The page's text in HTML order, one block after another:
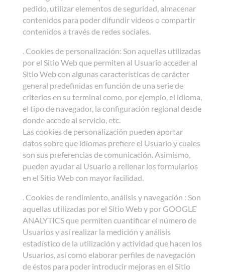
pedido, utilizar elementos de seguridad, almacenar
contenidos para poder difundir vídeos o compartir
contenidos a través de redes sociales.
. Cookies de personalización: Son aquellas utilizadas
por el Sitio Web que permiten al Usuario acceder al
Sitio Web con algunas características de carácter
general predefinidas en función de una serie de
criterios en su terminal como, por ejemplo, el idioma,
el tipo de navegador, la configuración regional desde
donde accede al servicio, etc.
Las cookies de personalización pueden aportar
datos sobre que idiomas prefiere el Usuario y cuales
son sus preferencias de comunicación. Asimismo,
pueden ayudar al Usuario a rellenar los formularios
en el Sitio Web con mayor facilidad.
. Cookies de rendimiento, análisis y navegación : Son
aquellas utilizadas por el Sitio Web y por GOOGLE
ANALYTICS que permiten cuantificar el número de
Usuarios y así realizar la medición y análisis
estadístico de la utilización y actividad que hacen los
Usuarios, así como elaborar perfiles de navegación
de éstos para poder introducir mejoras en el Sitio